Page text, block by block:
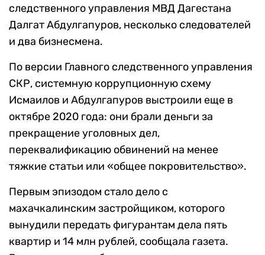
следственного управления МВД Дагестана
Далгат Абдулгапуров, несколько следователей
и два бизнесмена.
По версии Главного следственного управления
СКР, системную коррупционную схему
Исмаилов и Абдулгапуров выстроили еще в
октябре 2020 года: они брали деньги за
прекращение уголовных дел,
переквалификацию обвинений на менее
тяжкие статьи или «общее покровительство».
Первым эпизодом стало дело с
махачкалинским застройщиком, которого
вынудили передать фигурантам дела пять
квартир и 14 млн рублей, сообщала газета.